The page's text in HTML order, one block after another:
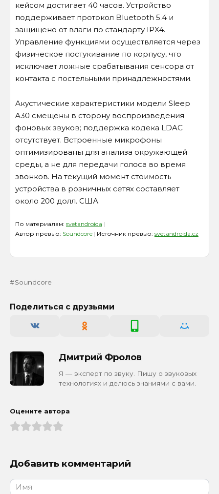
кейсом достигает 40 часов. Устройство
поддерживает протокол Bluetooth 5.4 и
защищено от влаги по стандарту IPX4.
Управление функциями осуществляется через
физическое постукивание по корпусу, что
исключает ложные срабатывания сенсора от
контакта с постельными принадлежностями.
Акустические характеристики модели Sleep
A30 смещены в сторону воспроизведения
фоновых звуков; поддержка кодека LDAC
отсутствует. Встроенные микрофоны
оптимизированы для анализа окружающей
среды, а не для передачи голоса во время
звонков. На текущий момент стоимость
устройства в розничных сетях составляет
около 200 долл. США.
По материалам: svetandroida |
Автор превью: Soundcore | Источник превью: svetandroida.cz
Soundcore
Поделиться с друзьями
Дмитрий Фролов
Я — эксперт по звуку. Пишу о звуковых
технологиях и делюсь знаниями с вами.
Оцените автора
Добавить комментарий
Имя